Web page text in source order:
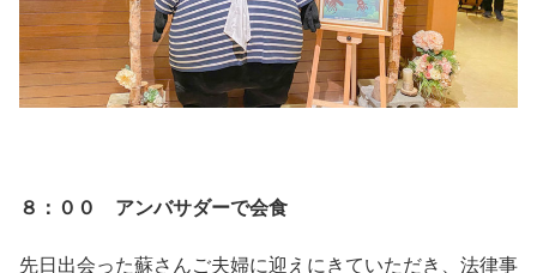
８：００ アンバサダーで会食
先日出会った蘇さんご夫婦に迎えにきていただき、法律事